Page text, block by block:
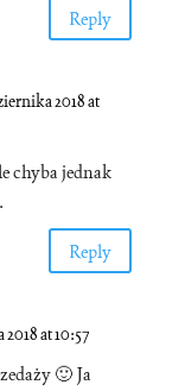
Reply
2018 at
chyba jednak
Reply
at 10:57
🙂 Ja